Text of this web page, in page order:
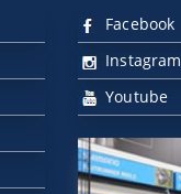
Facebook
Instagram
Youtube